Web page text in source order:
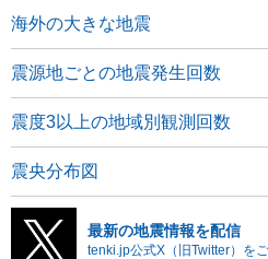
海外の大きな地震
震源地ごとの地震発生回数
震度3以上の地域別観測回数
震央分布図
最新の地震情報を配信
tenki.jp公式X（旧Twitter）を